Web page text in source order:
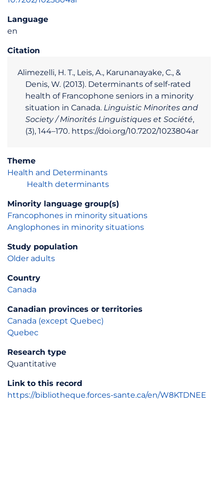
Language
en
Citation
Alimezelli, H. T., Leis, A., Karunanayake, C., &
Denis, W. (2013). Determinants of self-rated
health of Francophone seniors in a minority
situation in Canada. Linguistic Minorites and
Society / Minorités Linguistiques et Société,
(3), 144–170. https://doi.org/10.7202/1023804ar
Theme
Health and Determinants
Health determinants
Minority language group(s)
Francophones in minority situations
Anglophones in minority situations
Study population
Older adults
Country
Canada
Canadian provinces or territories
Canada (except Quebec)
Quebec
Research type
Quantitative
Link to this record
https://bibliotheque.forces-sante.ca/en/W8KTDNEE